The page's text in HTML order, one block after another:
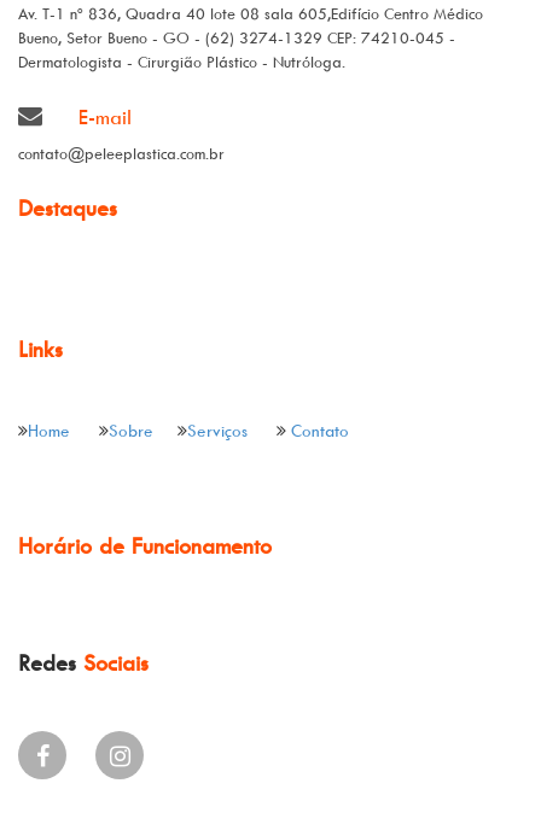
Av. T-1 nº 836, Quadra 40 lote 08 sala 605,Edifício Centro Médico
Bueno, Setor Bueno - GO - (62) 3274-1329 CEP: 74210-045 -
Dermatologista - Cirurgião Plástico - Nutróloga.
E-mail
contato@peleeplastica.com.br
Destaques
Links
Home Sobre Serviços Contato
Horário de Funcionamento
Redes Sociais